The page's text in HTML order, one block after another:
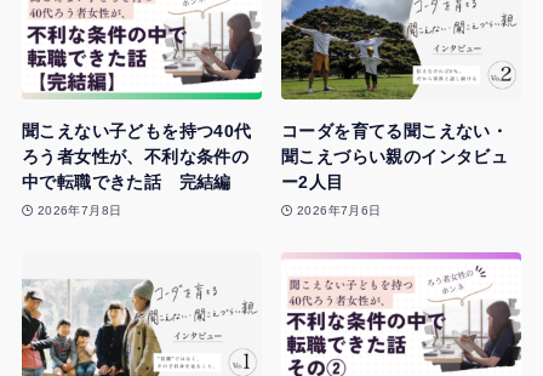
聞こえない子どもを持つ40代
ろう者女性が、不利な条件の
中で転職できた話 完結編
2026年7月8日
コーダを育てる聞こえない・
聞こえづらい親のインタビュ
ー2人目
2026年7月6日